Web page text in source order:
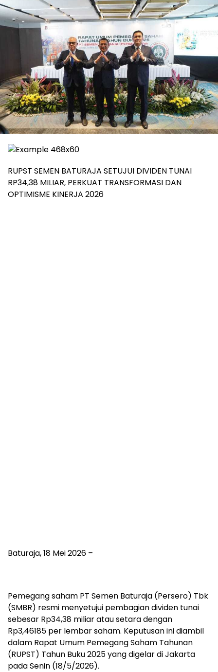
RUPST SEMEN BATURAJA SETUJUI DIVIDEN TUNAI
RP34,38 MILIAR, PERKUAT TRANSFORMASI DAN
OPTIMISME KINERJA 2026
Baturaja, 18 Mei 2026 –
Pemegang saham PT Semen Baturaja (Persero) Tbk
(SMBR) resmi menyetujui pembagian dividen tunai
sebesar Rp34,38 miliar atau setara dengan
Rp3,46185 per lembar saham. Keputusan ini diambil
dalam Rapat Umum Pemegang Saham Tahunan
(RUPST) Tahun Buku 2025 yang digelar di Jakarta
pada Senin (18/5/2026).